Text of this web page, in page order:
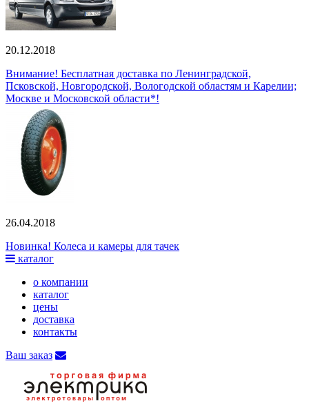
20.12.2018
Внимание! Бесплатная доставка по Ленинградской,
Псковской, Новгородской, Вологодской областям и Карелии;
Москве и Московской области*!
26.04.2018
Новинка! Колеса и камеры для тачек
каталог
о компании
каталог
цены
доставка
контакты
Ваш заказ